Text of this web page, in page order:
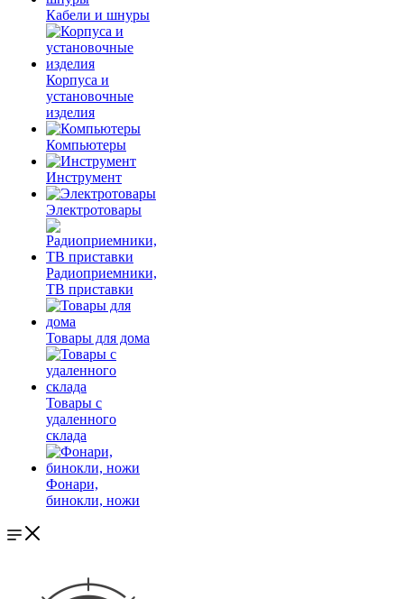
Кабели и шнуры
Корпуса и
установочные
изделия
Компьютеры
Инструмент
Электротовары
Радиоприемники,
ТВ приставки
Товары для дома
Товары с
удаленного
склада
Фонари,
бинокли, ножи